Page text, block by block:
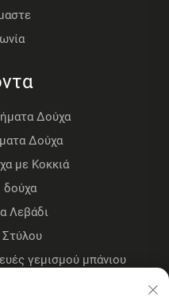
Δούχα
Δούχα
με Κοκκιά
δούχα
Λεβάδι
Στύλου
γεμισμού μπάνιου
τομής